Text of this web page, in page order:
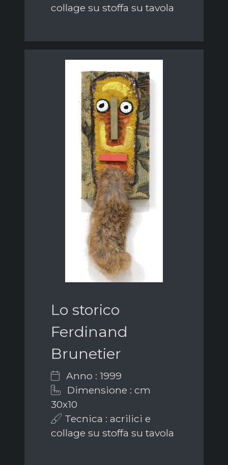
collage su stoffa su tavola
Lo storico
Ferdinand
Brunetier
Anno : 1999
Dimensione : cm
30x10
Tecnica : acrilici e
collage su stoffa su tavola